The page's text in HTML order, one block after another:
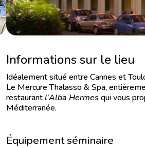
Informations sur le lieu
Idéalement situé entre Cannes et
Le Mercure Thalasso & Spa,
restaurant l'Alba Hermes qui vous
Méditerranée.
Équipement séminaire